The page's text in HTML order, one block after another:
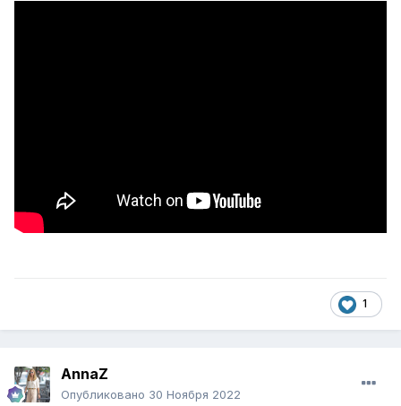
1
AnnaZ
Опубликовано 30 Ноября 2022